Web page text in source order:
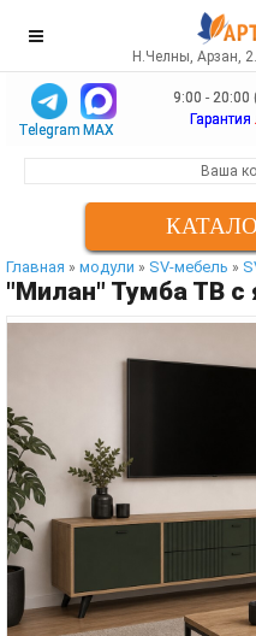
Н.Челны, Арзан,
Telegram MAX
9:00 -
Гарантия
Ваша
Главная » модули » SV-мебель »
"Милан" Тумба ТВ